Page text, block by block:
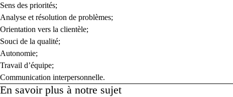
Sens des priorités;
Analyse et résolution de problèmes;
Orientation vers la clientèle;
Souci de la qualité;
Autonomie;
Travail d’équipe;
Communication interpersonnelle.
En savoir plus à notre sujet
Press space or enter keys to toggle section visibility